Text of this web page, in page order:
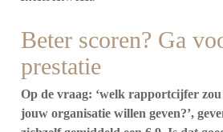
Beter scoren? Ga
prestatie
Op de vraag: ‘welk rapportcijfer
jouw organisatie willen geven?’,